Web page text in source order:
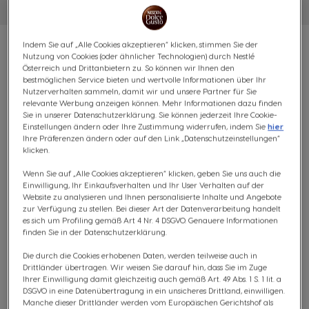
ICED FRAPPÉ VORTEILSPACK
- 96 KAPSELN
SAMTIG & MILD
(0)
KAPSELN:x48
Kapsel-Symbol
x48
Kapsel-Symbol
Entdecke Flat White, eine cremige Kreation inspiriert von
den trendigen Coffeeshops aus Australien und
Neuseeland. In nur einer einzigen Kapsel erhältst du
einen aromatischen Espresso mit leckerer Vollmilch und
Indem Sie auf „Alle Cookies akzeptieren“ klicken, stimmen Sie der
Nutzung von Cookies (oder ähnlicher Technologien) durch Nestlé
Österreich und Drittanbietern zu. So können wir Ihnen den
bestmöglichen Service bieten und wertvolle Informationen über Ihr
Nutzerverhalten sammeln, damit wir und unsere Partner für Sie
relevante Werbung anzeigen können. Mehr Informationen dazu finden
Sie in unserer Datenschutzerklärung. Sie können jederzeit Ihre Cookie-
Einstellungen ändern oder Ihre Zustimmung widerrufen, indem Siehier
Ihre Präferenzen ändern oder auf den Link „Datenschutzeinstellungen“
klicken.
Wenn Sie auf „Alle Cookies akzeptieren“ klicken, geben Sie uns auch die
Einwilligung, Ihr Einkaufsverhalten und Ihr User Verhalten auf der
Website zu analysieren und Ihnen personalisierte Inhalte und Angebote
zur Verfügung zu stellen. Bei dieser Art der Datenverarbeitung handelt
es sich um Profiling gemäß Art 4 Nr. 4 DSGVO. Genauere Informationen
finden Sie in der Datenschutzerklärung.
Die durch die Cookies erhobenen Daten, werden teilweise auch in
Drittländer übertragen. Wir weisen Sie darauf hin, dass Sie im Zuge
Ihrer Einwilligung damit gleichzeitig auch gemäß Art. 49 Abs. 1 S. 1 lit. a
DSGVO in eine Datenübertragung in ein unsicheres Drittland, einwilligen.
Manche dieser Drittländer werden vom Europäischen Gerichtshof als